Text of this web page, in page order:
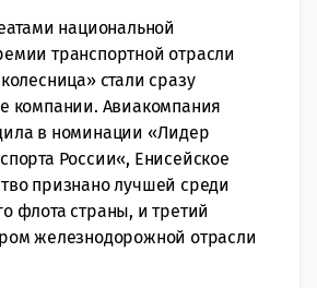
национальной
транспортной отрасли
стали сразу
компании. Авиакомпания
в номинации «Лидер
России«, Енисейское
признано лучшей среди
флота страны, и третий
железнодорожной отрасли